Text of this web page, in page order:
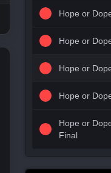
Hope or
Hope or
Hope or
Hope or
Hope or
Final